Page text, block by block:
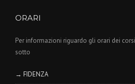
ORARI
Per informazioni riguardo gli orari dei
sotto
→ FIDENZA